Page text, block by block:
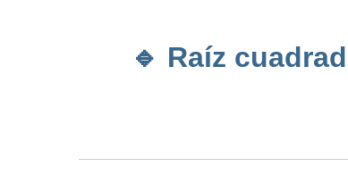
🔹 Raíz